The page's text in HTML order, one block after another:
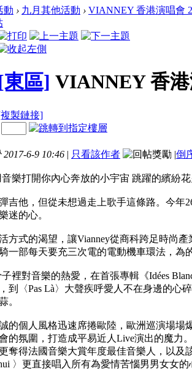
動 › 九月其他活動 › VIANNEY 香港演唱會
東區] VIANNEY 香港
製鏈接]
2017-6-9 10:46 | 只看該作者 |倒
音樂打開你內心奔放的小宇宙 跳躍的繽紛
吉他，但從未想過走上歌手這條路。今年
迷的心。
方式的渴望，讓Vianney從商科跨足時尚
一部每天要充三次電的電動機車環法，
子裡對音樂的熱愛，在首張專輯《Idées
到〈Pas Là〉大聲疾呼愛人不在身邊的心
。
的個人風格迅速席捲歐陸，歐洲巡演場
的氛圍，打造成平易近人Live演出的魔力
奪得法國音樂大賞年度最佳音樂人，以及
〉更直接唱入所有為愛情苦惱男男女女的